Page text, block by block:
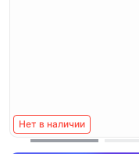
Нет в наличии